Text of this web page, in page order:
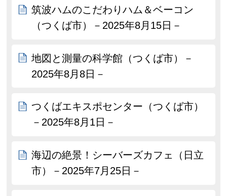
筑波ハムのこだわりハム＆ベーコン
（つくば市）－2025年8月15日－
地図と測量の科学館（つくば市）－
2025年8月8日－
つくばエキスポセンター（つくば市）
－2025年8月1日－
海辺の絶景！シーバーズカフェ（日立
市）－2025年7月25日－